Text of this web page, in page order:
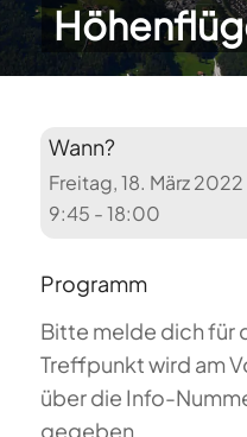
Wann?
Freitag, 18. März 2022
9:45 - 18:00
Programm
Bitte melde dich für
Treffpunkt wird am
über die Info-
gegeben.